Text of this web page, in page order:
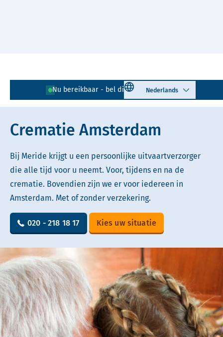
Nu bereikbaar - bel direct! 020 - 218 18 17
Select language
Lees voor Uitleg woorden
Simpele tekst
Crematie Amsterdam
Bij Meride krijgt u een persoonlijke uitvaartverzorger
die alle tijd voor u neemt. Voor, tijdens en na de
crematie. Bovendien zijn we er voor iedereen in
Amsterdam. Met of zonder verzekering.
020 - 218 18 17 Kies uw situatie